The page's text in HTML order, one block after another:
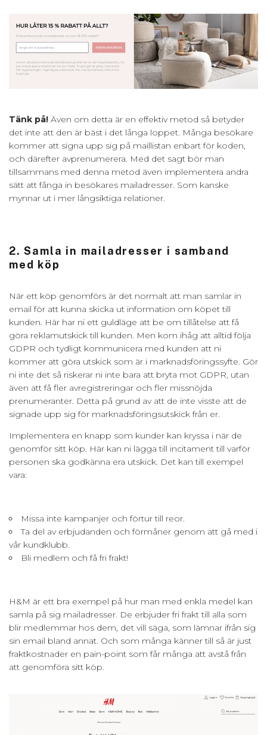
Tänk på! Även om detta är en effektiv metod så betyder
det inte att den är bäst i det långa loppet. Många besökare
kommer att signa upp sig på maillistan enbart för koden,
och därefter avprenumerera. Med det sagt bör man
tillsammans med denna metod även implementera andra
sätt att fånga in besökares mailadresser. Som kanske
mynnar ut i mer långsiktiga relationer.
2. Samla in mailadresser i samband
med köp
När ett köp genomförs är det normalt att man samlar in
email för att kunna skicka ut information om köpet till
kunden. Här har ni ett guldläge att be om tillåtelse att få
göra reklamutskick till kunden. Men kom ihåg att alltid följa
GDPR och tydligt kommunicera med kunden att ni
kommer att göra utskick som är i marknadsföringssyfte. Gör
ni inte det så riskerar ni inte bara att bryta mot GDPR, utan
även att få fler avregistreringar och fler missnöjda
prenumeranter. Detta på grund av att de inte visste att de
signade upp sig för marknadsföringsutskick från er.
Implementera en knapp som kunder kan kryssa i när de
genomför sitt köp. Här kan ni lägga till incitament till varför
personen ska godkänna era utskick. Det kan till exempel
vara:
Missa inte kampanjer och förtur till reor.
Ta del av erbjudanden och förmåner genom att gå med i
vår kundklubb.
Bli medlem och få fri frakt!
H&M är ett bra exempel på hur man med enkla medel kan
samla på sig mailadresser. De erbjuder fri frakt till alla som
blir medlemmar hos dem, det vill säga, som lämnar ifrån sig
sin email bland annat. Och som många känner till så är just
fraktkostnader en pain-point som får många att avstå från
att genomföra sitt köp.